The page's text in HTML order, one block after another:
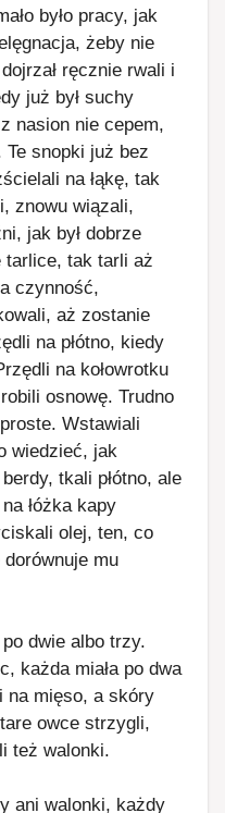
było pracy, jak
żeby nie
ręcznie rwali i
już był suchy
nasion nie cepem,
Te snopki już bez
na łąkę, tak
znowu wiązali,
jak był dobrze
tarlice, tak tarli aż
czynność,
aż zostanie
na płótno, kiedy
na kołowrotku
osnowę. Trudno
Wstawiali
wiedzieć, jak
tkali płótno, ale
łóżka kapy
olej, ten, co
mu
dwie albo trzy.
każda miała po dwa
na mięso, a skóry
owce strzygli,
też walonki.
ani walonki, każdy